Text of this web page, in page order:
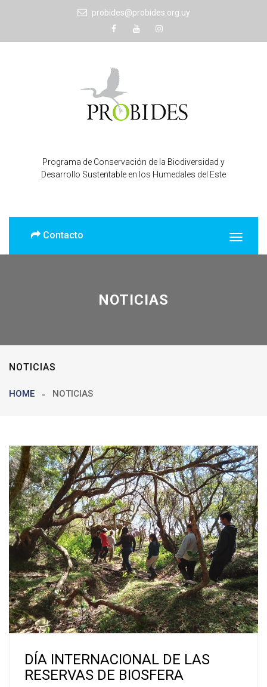
probides@probides.org.uy
Programa de Conservación de la Biodiversidad y
Desarrollo Sustentable en los Humedales del Este
Contacto
NOTICIAS
NOTICIAS
HOME NOTICIAS
DÍA INTERNACIONAL DE LAS
RESERVAS DE BIOSFERA